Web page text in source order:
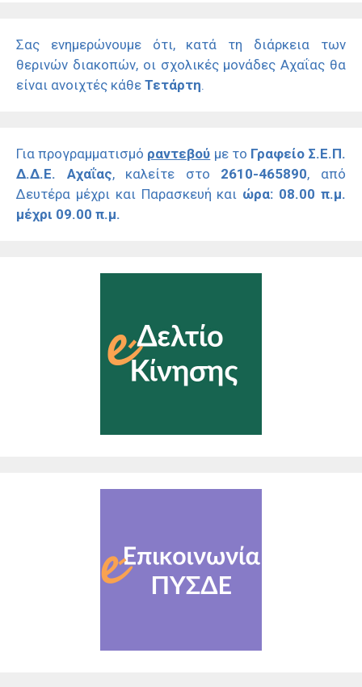
Σας ενημερώνουμε ότι, κατά τη διάρκεια των
θερινών διακοπών, οι σχολικές μονάδες Αχαΐας θα
είναι ανοιχτές κάθε Τετάρτη.
Για προγραμματισμό ραντεβού με το Γραφείο Σ.Ε.Π.
Δ.Δ.Ε. Αχαΐας, καλείτε στο 2610-465890, από
Δευτέρα μέχρι και Παρασκευή και ώρα: 08.00 π.μ.
μέχρι 09.00 π.μ.